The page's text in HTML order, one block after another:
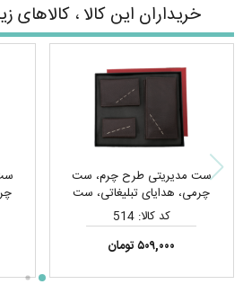
خریداران این کالا ، کالاهای
ست مدیریتی طرح چرم، ست
چرمی، هدایای تبلیغاتی، ست
هدیه
کد کالا: 514
۵۰۹,۰۰۰ تومان